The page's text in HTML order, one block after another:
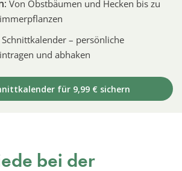
Von Obstbäumen und Hecken bis zu
Schnittkalender – persönliche
und abhaken
für 9,99 € sichern
bei der